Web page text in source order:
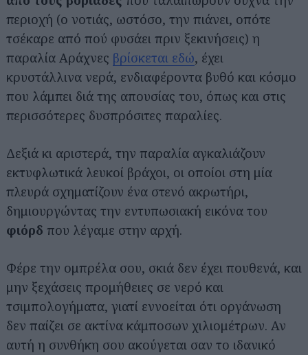
περιοχή (ο νοτιάς, ωστόσο, την πιάνει, οπότε
τσέκαρε από πού φυσάει πριν ξεκινήσεις) η
παραλία Αράχνες βρίσκεται εδώ, έχει
κρυστάλλινα νερά, ενδιαφέροντα βυθό και κόσμο
που λάμπει διά της απουσίας του, όπως και στις
περισσότερες δυσπρόσιτες παραλίες.
Δεξιά κι αριστερά, την παραλία αγκαλιάζουν
εκτυφλωτικά λευκοί βράχοι, οι οποίοι στη μία
πλευρά σχηματίζουν ένα στενό ακρωτήρι,
δημιουργώντας την εντυπωσιακή εικόνα του
φιόρδ που λέγαμε στην αρχή.
Φέρε την ομπρέλα σου, σκιά δεν έχει πουθενά, και
μην ξεχάσεις προμήθειες σε νερό και
τσιμπολογήματα, γιατί εννοείται ότι οργάνωση
δεν παίζει σε ακτίνα κάμποσων χιλιομέτρων. Αν
αυτή η συνθήκη σου ακούγεται σαν το ιδανικό